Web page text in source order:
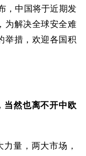
，中国将于近期发
为解决全球安全难
举措，欢迎各国积
当然也离不开中欧
量，两大市场，